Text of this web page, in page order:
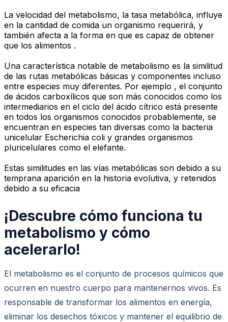
La velocidad del metabolismo, la tasa metabólica, influye
en la cantidad de comida un organismo requerirá, y
también afecta a la forma en que es capaz de obtener
que los alimentos .
Una característica notable de metabolismo es la similitud
de las rutas metabólicas básicas y componentes incluso
entre especies muy diferentes. Por ejemplo , el conjunto
de ácidos carboxílicos que son más conocidos como los
intermediarios en el ciclo del ácido cítrico está presente
en todos los organismos conocidos probablemente, se
encuentran en especies tan diversas como la bacteria
unicelular Escherichia coli y grandes organismos
pluricelulares como el elefante.
Estas similitudes en las vías metabólicas son debido a su
temprana aparición en la historia evolutiva, y retenidos
debido a su eficacia
¡Descubre cómo funciona tu
metabolismo y cómo
acelerarlo!
El metabolismo es el conjunto de procesos químicos que
ocurren en nuestro cuerpo para mantenernos vivos. Es
responsable de transformar los alimentos en energía,
eliminar los desechos tóxicos y mantener el equilibrio de